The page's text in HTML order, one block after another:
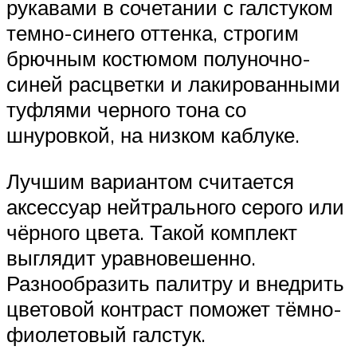
рукавами в сочетании с галстуком
темно-синего оттенка, строгим
брючным костюмом полуночно-
синей расцветки и лакированными
туфлями черного тона со
шнуровкой, на низком каблуке.
Лучшим вариантом считается
аксессуар нейтрального серого или
чёрного цвета. Такой комплект
выглядит уравновешенно.
Разнообразить палитру и внедрить
цветовой контраст поможет тёмно-
фиолетовый галстук.